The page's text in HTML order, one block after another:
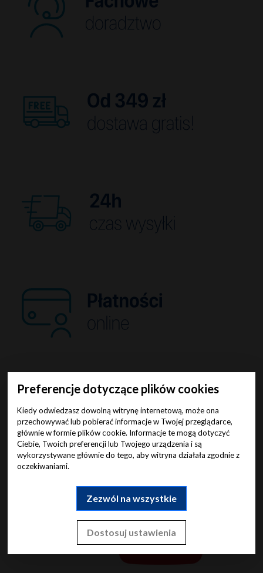
Preferencje dotyczące plików cookies
Kiedy odwiedzasz dowolną witrynę internetową, może ona
przechowywać lub pobierać informacje w Twojej przeglądarce,
głównie w formie plików cookie. Informacje te mogą dotyczyć
Ciebie, Twoich preferencji lub Twojego urządzenia i są
wykorzystywane głównie do tego, aby witryna działała zgodnie z
oczekiwaniami.
Zezwól na wszystkie
Dostosuj ustawienia
Nasze kanały